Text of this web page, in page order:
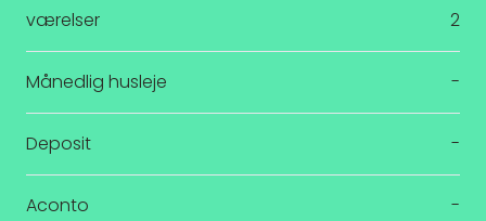
værelser 2
Månedlig husleje -
Deposit -
Aconto -